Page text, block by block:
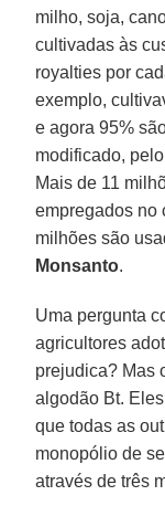
milho, soja,
cultivadas às
royalties por
exemplo,
e agora 95%
modificado,
Mais de 11
empregados no
milhões são
Monsanto.
Uma pergunta
agricultores
prejudica? Mas
algodão Bt.
que todas as
monopólio de
através de três